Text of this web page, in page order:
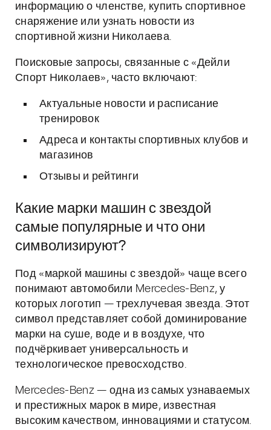
информацию о членстве, купить спортивное
снаряжение или узнать новости из
спортивной жизни Николаева.
Поисковые запросы, связанные с «Дейли
Спорт Николаев», часто включают:
Актуальные новости и расписание
тренировок
Адреса и контакты спортивных клубов и
магазинов
Отзывы и рейтинги
Какие марки машин с звездой
самые популярные и что они
символизируют?
Под «маркой машины с звездой» чаще всего
понимают автомобили Mercedes-Benz, у
которых логотип — трехлучевая звезда. Этот
символ представляет собой доминирование
марки на суше, воде и в воздухе, что
подчёркивает универсальность и
технологическое превосходство.
Mercedes-Benz — одна из самых узнаваемых
и престижных марок в мире, известная
высоким качеством, инновациями и статусом.